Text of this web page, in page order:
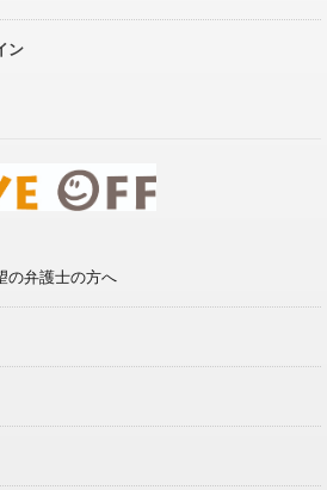
ン
の弁護士の方へ